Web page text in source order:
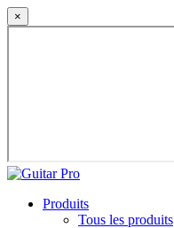
×
Produits
Tous les produits